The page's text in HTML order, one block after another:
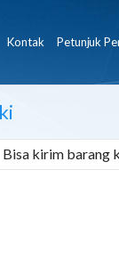
Kontak Petunjuk
Bisa kirim barang